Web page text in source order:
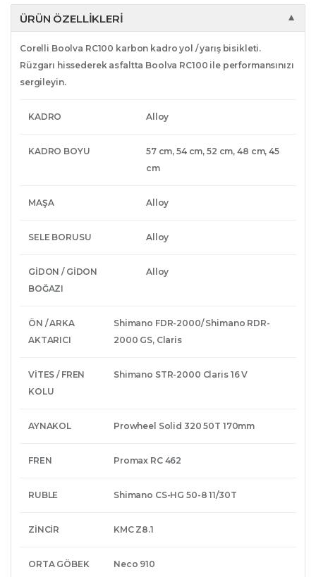
ÜRÜN ÖZELLIKLERI ▼
Corelli Boolva RC100 karbon kadro yol / yarış bisikleti.
Rüzgarı hissederek asfaltta Boolva RC100 ile performansınızı
sergileyin.
KADRO Alloy
KADRO BOYU
57 cm, 54 cm, 52 cm, 48 cm, 45
cm
MAŞA Alloy
SELE BORUSU Alloy
GİDON / GİDON
BOĞAZI
Alloy
ÖN / ARKA
AKTARICI
Shimano FDR-2000/ Shimano RDR-
2000 GS, Claris
VİTES / FREN
KOLU
Shimano STR-2000 Claris 16 V
AYNAKOL Prowheel Solid 320 50T 170mm
FREN Promax RC 462
RUBLE Shimano CS-HG 50-8 11/30T
ZİNCİR KMC Z8.1
ORTA GÖBEK Neco 910